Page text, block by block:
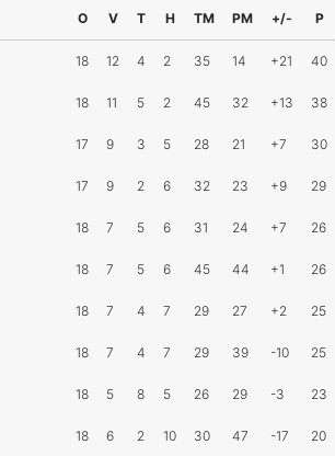
O V T H TM PM +/- P
18 12 4 2 35 14 +21 40
18 11 5 2 45 32 +13 38
17 9 3 5 28 21 +7 30
17 9 2 6 32 23 +9 29
18 7 5 6 31 24 +7 26
18 7 5 6 45 44 +1 26
18 7 4 7 29 27 +2 25
18 7 4 7 29 39 -10 25
18 5 8 5 26 29 -3 23
18 6 2 10 30 47 -17 20